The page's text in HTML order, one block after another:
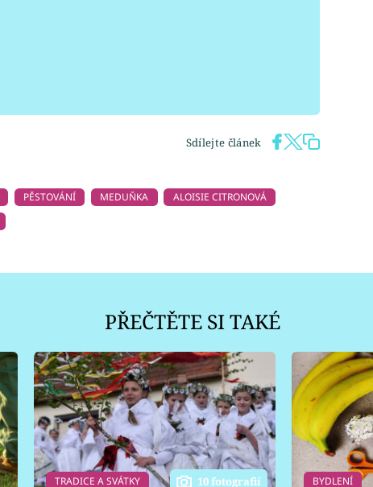
Sdílejte článek
PĚSTOVÁNÍ MEDUŇKA
ALOISIE CITRONOVÁ
PŘEČTĚTE SI TAKÉ
TRADICE A SVÁTKY 10 fotografií BYDLENÍ